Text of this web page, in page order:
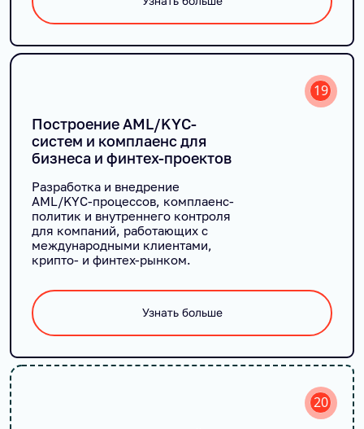
19
Построение AML/KYC-
систем и комплаенс для
бизнеса и финтех-проектов
Разработка и внедрение
AML/KYC-процессов, комплаенс-
политик и внутреннего контроля
для компаний, работающих с
международными клиентами,
крипто- и финтех-рынком.
Узнать больше
20